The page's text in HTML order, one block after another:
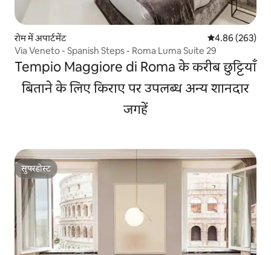
रोम में अपार्टमेंट औसत रेटिंग 5 में से
4.86 (263)
Via Veneto - Spanish Steps - Roma Luma Suite 29
Tempio Maggiore di Roma के करीब छुट्टियाँ
बिताने के लिए किराए पर उपलब्ध अन्य शानदार
जगहें
सुपरहोस्ट
सुपरहोस्ट